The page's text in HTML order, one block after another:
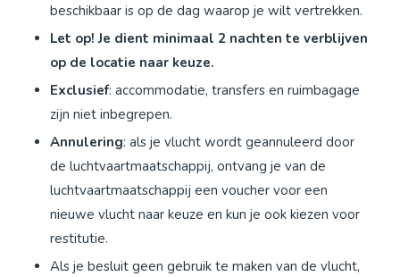
beschikbaar is op de dag waarop je wilt vertrekken.
Let op! Je dient minimaal 2 nachten te verblijven
op de locatie naar keuze.
Exclusief: accommodatie, transfers en ruimbagage
zijn niet inbegrepen.
Annulering: als je vlucht wordt geannuleerd door
de luchtvaartmaatschappij, ontvang je van de
luchtvaartmaatschappij een voucher voor een
nieuwe vlucht naar keuze en kun je ook kiezen voor
restitutie.
Als je besluit geen gebruik te maken van de vlucht,